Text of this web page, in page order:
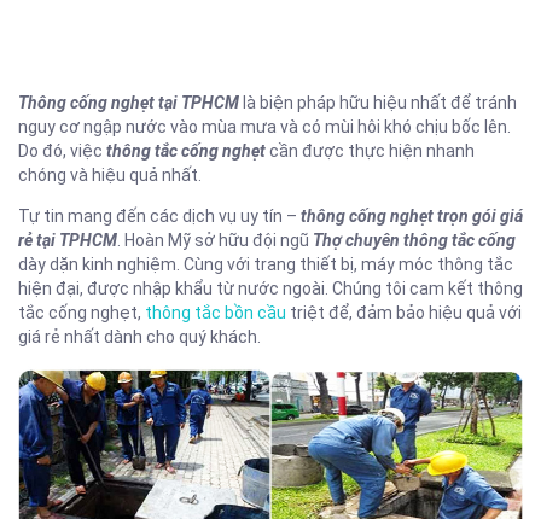
Thông cống nghẹt tại TPHCMlà biện pháp hữu hiệu nhất để tránh
nguy cơ ngập nước vào mùa mưa và có mùi hôi khó chịu bốc lên.
Do đó, việc thông tắc cống nghẹtcần được thực hiện nhanh
chóng và hiệu quả nhất.
Tự tin mang đến các dịch vụ uy tín – thông cống nghẹt trọn gói giá
rẻ tại TPHCM . Hoàn Mỹ sở hữu đội ngũ Thợ chuyên thông tắc cống
dày dặn kinh nghiệm. Cùng với trang thiết bị, máy móc thông tắc
hiện đại, được nhập khẩu từ nước ngoài. Chúng tôi cam kết thông
tắc cống nghẹt, thông tắc bồn cầu triệt để, đảm bảo hiệu quả với
giá rẻ nhất dành cho quý khách.